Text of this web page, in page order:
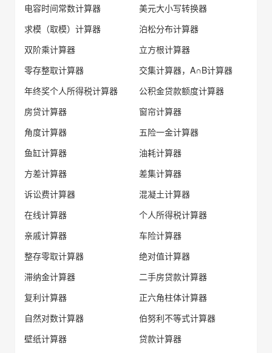
电容时间常数计算器
美元大小写转换器
求模（取模）计算器
泊松分布计算器
双阶乘计算器
立方根计算器
零存整取计算器
交集计算器，A∩B计算器
年终奖个人所得税计算器
公积金贷款额度计算器
房贷计算器
窗帘计算器
角度计算器
五险一金计算器
鱼缸计算器
油耗计算器
方差计算器
差集计算器
诉讼费计算器
混凝土计算器
在线计算器
个人所得税计算器
亲戚计算器
车险计算器
整存零取计算器
绝对值计算器
滞纳金计算器
二手房贷款计算器
复利计算器
正六角柱体计算器
自然对数计算器
伯努利不等式计算器
壁纸计算器
贷款计算器